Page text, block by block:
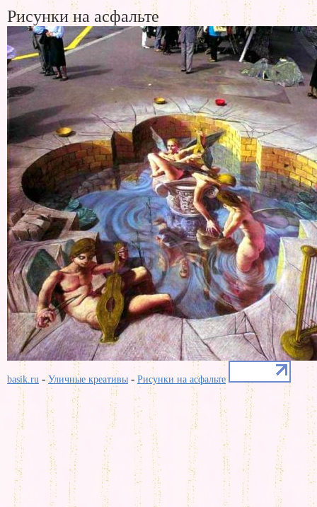
Рисунки на асфальте
basik.ru -Уличные креативы - Рисунки на асфальте